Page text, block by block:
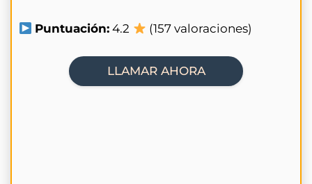
Puntuación: 4.2 (157 valoraciones)
LLAMAR AHORA